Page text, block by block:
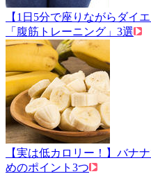
【1日5分で座りながらダイ
「腹筋トレーニング」3選
【実は低カロリー！】バナ
めのポイント3つ